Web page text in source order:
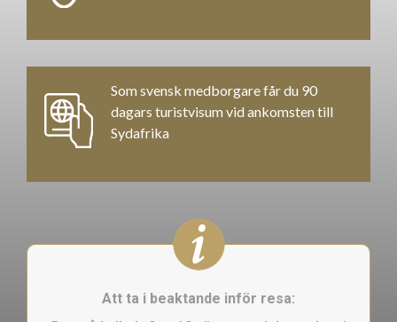
Som svensk medborgare får du 90
dagars turistvisum vid ankomsten till
Sydafrika
Att ta i beaktande inför resa: